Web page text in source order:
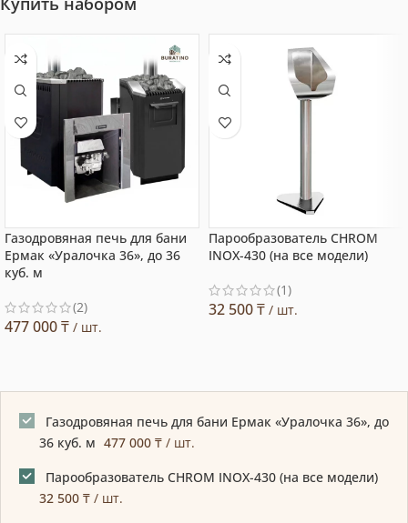
Газодровяная печь для бани
Ермак «Уралочка 36», до 36
куб. м
(2)
477 000₸ / шт.
Парообразователь CHROM
INOX-430 (на все модели)
(1)
32 500₸ / шт.
Газодровяная печь для бани Ермак «Уралочка 36», до
36 куб. м 477 000 ₸ / шт.
Парообразователь CHROM INOX-430 (на все модели)
32 500 ₸ / шт.